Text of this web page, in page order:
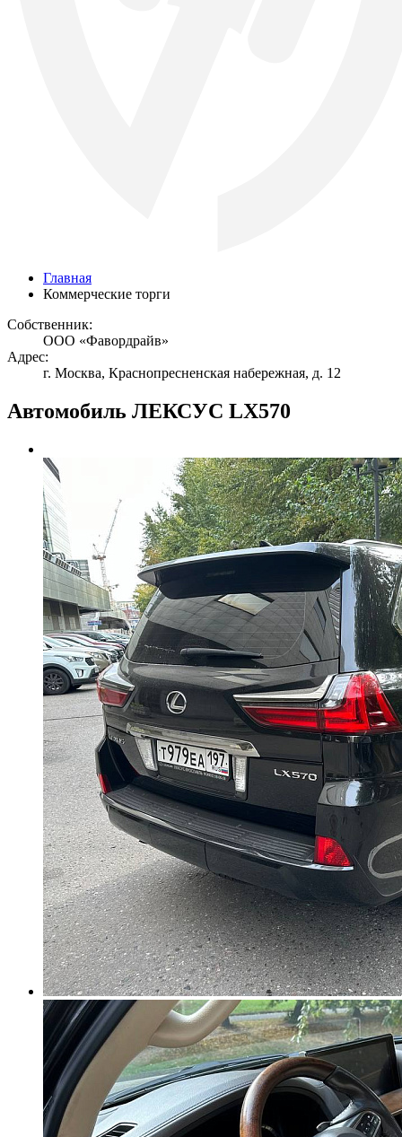
Главная
Коммерческие торги
Собственник:
ООО «Фавордрайв»
Адрес:
г. Москва, Краснопресненская набережная, д. 12
Автомобиль ЛЕКСУС LX570